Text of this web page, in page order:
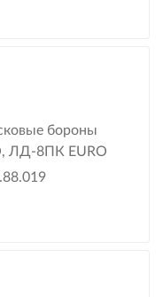
бороны
ЛД-8ПК EURO